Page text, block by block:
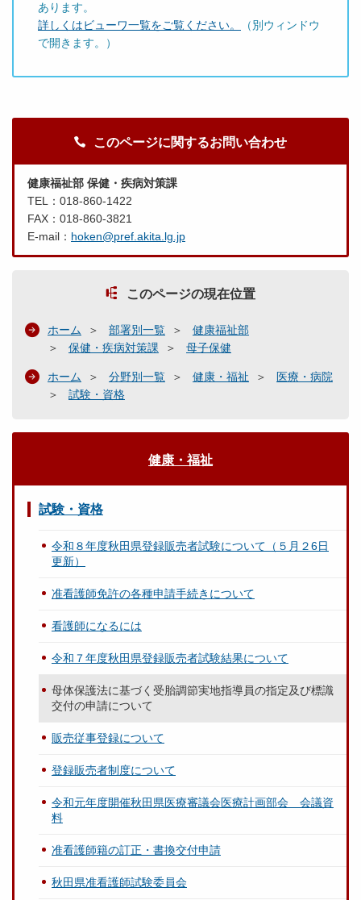
あります。
詳しくはビューワ一覧をご覧ください。
（別ウィンドウ
で開きます。）
このページに関するお問い合わせ
健康福祉部 保健・疾病対策課
TEL：018-860-1422
FAX：018-860-3821
E-mail： hoken@pref.akita.lg.jp
このページの現在位置
ホーム 部署別一覧
健康福祉部
保健・疾病対策課
母子保健
ホーム 分野別一覧 健康・福祉
医療・病院
試験・資格
健康・福祉
試験・資格
令和８年度秋田県登録販売者試験について（５月２6日
更新）
准看護師免許の各種申請手続きについて
看護師になるには
令和７年度秋田県登録販売者試験結果について
母体保護法に基づく受胎調節実地指導員の指定及び標識
交付の申請について
販売従事登録について
登録販売者制度について
令和元年度開催秋田県医療審議会医療計画部会 会議資
料
准看護師籍の訂正・書換交付申請
秋田県准看護師試験委員会